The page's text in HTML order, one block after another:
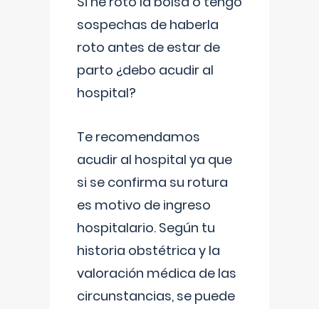
sospechas de haberla
roto antes de estar de
parto ¿debo acudir al
hospital?
Te recomendamos
acudir al hospital ya que
si se confirma su rotura
es motivo de ingreso
hospitalario. Según tu
historia obstétrica y la
valoración médica de las
circunstancias, se puede